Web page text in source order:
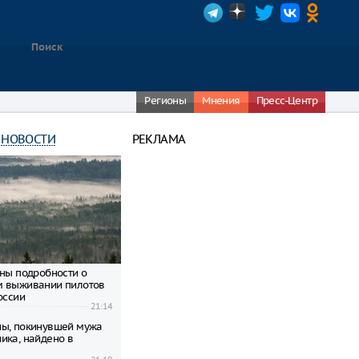
Регионы Мнения Пресс-Центр
подробности о
выживании пилотов
21:14
покинувшей мужа
найдено в
РЕКЛАМА